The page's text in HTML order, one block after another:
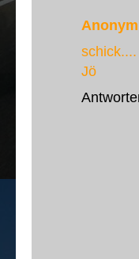
Anonym
schick....
Jö